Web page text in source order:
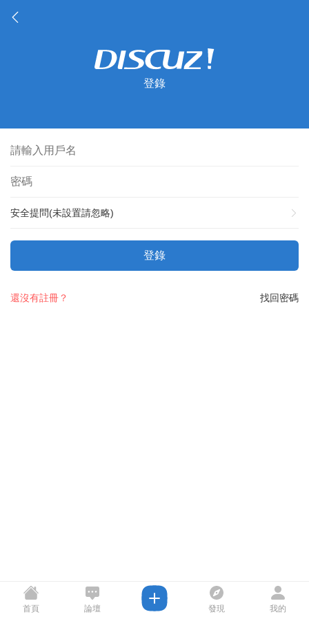
登錄
安全提問(未設置請忽略)
登錄
找回密碼
還沒有註冊？
首頁 論壇 發現 我的